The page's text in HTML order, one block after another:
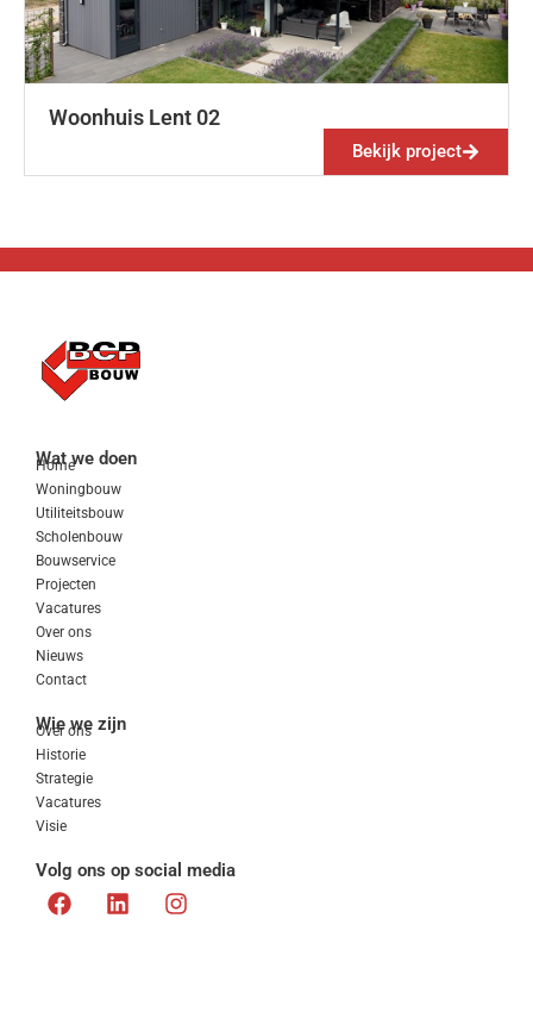
Woonhuis Lent 02
Bekijk project
Wat we doen
Home
Woningbouw
Utiliteitsbouw
Scholenbouw
Bouwservice
Projecten
Vacatures
Over ons
Nieuws
Contact
Wie we zijn
Over ons
Historie
Strategie
Vacatures
Visie
Volg ons op social media